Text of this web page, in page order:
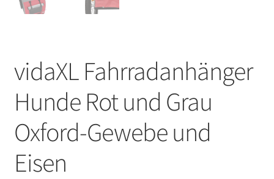
vidaXL Fahrradanhänger
Hunde Rot und Grau
Oxford-Gewebe und
Eisen